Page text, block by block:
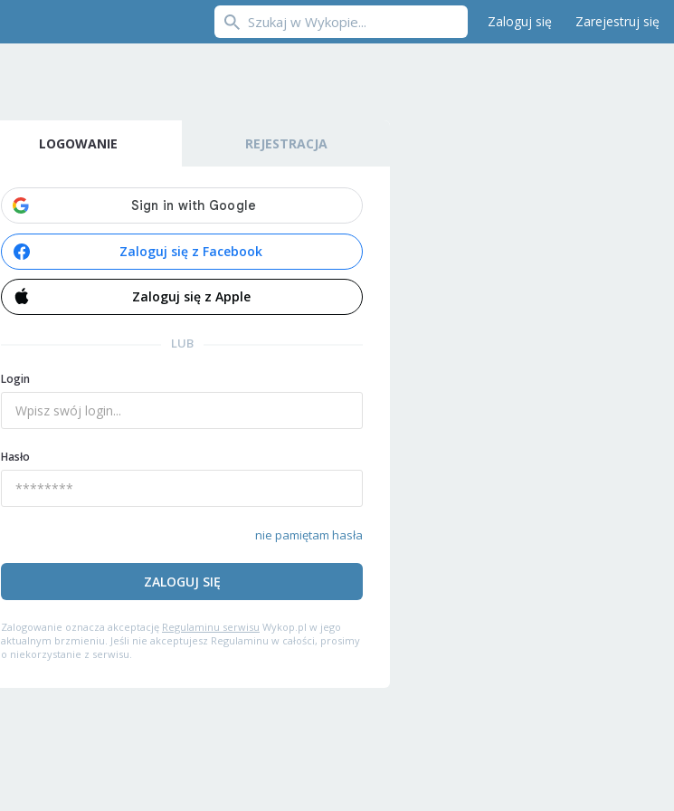
Zaloguj się Zarejestruj się
LOGOWANIE REJESTRACJA
Zaloguj się z Facebook
Zaloguj się z Apple
LUB
Login
Hasło
nie pamiętam hasła
ZALOGUJ SIĘ
Zalogowanie oznacza akceptację Regulaminu serwisu Wykop.pl w jego
aktualnym brzmieniu. Jeśli nie akceptujesz Regulaminu w całości, prosimy
o niekorzystanie z serwisu.